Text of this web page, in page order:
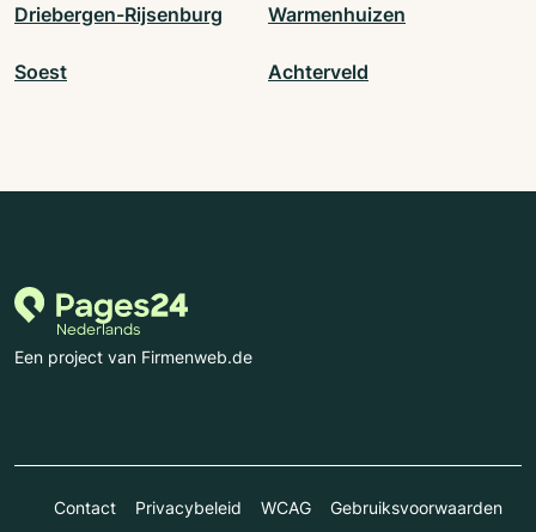
Driebergen-Rijsenburg Warmenhuizen
Soest Achterveld
Een project van Firmenweb.de
Contact Privacybeleid WCAG Gebruiksvoorwaarden